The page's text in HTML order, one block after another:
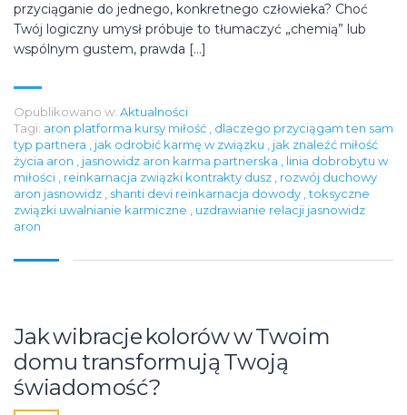
przyciąganie do jednego, konkretnego człowieka? Choć
Twój logiczny umysł próbuje to tłumaczyć „chemią” lub
wspólnym gustem, prawda […]
Opublikowano w: Aktualności
Tagi: aron platforma kursy miłość
dlaczego przyciągam ten sam
typ partnera
jak odrobić karmę w związku
jak znaleźć miłość
życia aron
jasnowidz aron karma partnerska
linia dobrobytu w
miłości
reinkarnacja związki kontrakty dusz
rozwój duchowy
aron jasnowidz
shanti devi reinkarnacja dowody toksyczne
związki uwalnianie karmiczne
uzdrawianie relacji jasnowidz
aron
Jak wibracje kolorów w Twoim
domu transformują Twoją
świadomość?